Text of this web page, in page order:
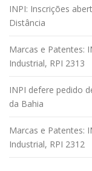
INPI: Inscrições
Distância
Marcas e Patentes:
Industrial, RPI 2313
INPI defere pedido
da Bahia
Marcas e Patentes:
Industrial, RPI 2312